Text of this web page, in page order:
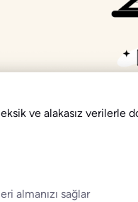
ve alakasız verilerle
almanızı sağlar